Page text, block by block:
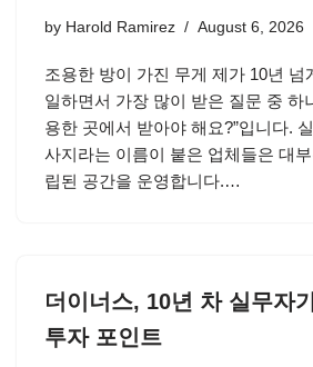
by Harold Ramirez August 6, 2026
조용한 방이 가진 무게 제가 10년 넘
일하면서 가장 많이 받은 질문 중 하
용한 곳에서 받아야 해요?”입니다.
사지라는 이름이 붙은 업체들은 대
립된 공간을 운영합니다.…
더이너스, 10년 차 실무자
투자 포인트